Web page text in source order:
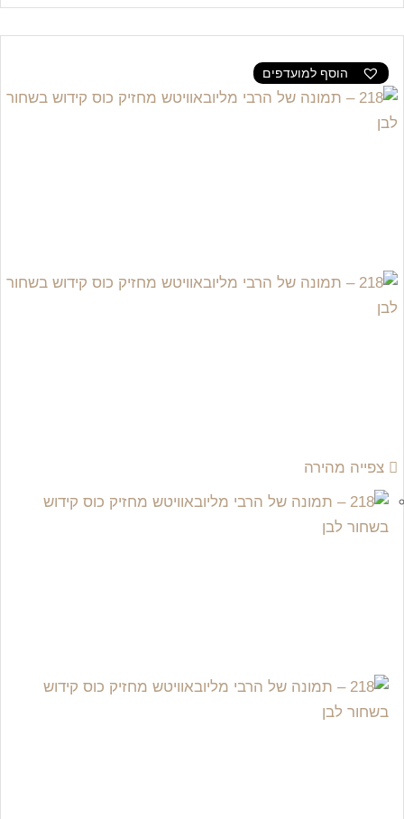
הוסף למועדפים
צפייה מהירה